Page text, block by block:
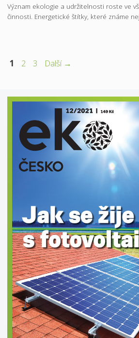
Význam ekologie a udržitelnosti roste ve
činnosti. Energetické štítky, které známe
Stránka
1 Stránka
2 Stránka
3 Další →